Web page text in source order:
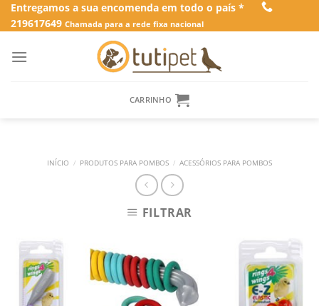
SkipEntregamos a sua encomenda em todo o país *
219617649 Chamada para a rede fixa nacional
CARRINHO
INÍCIO / PRODUTOS PARA POMBOS / ACESSÓRIOS PARA POMBOS
FILTRAR